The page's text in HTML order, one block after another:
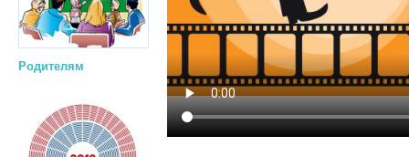
Родителям